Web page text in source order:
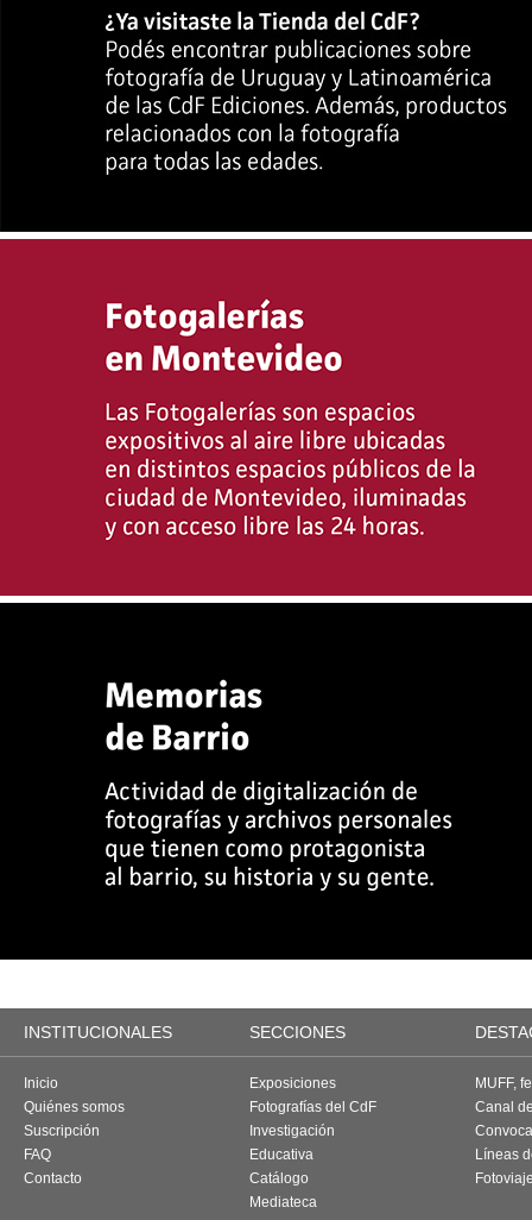
INSTITUCIONALES SECCIONES
Inicio
Quiénes somos
Suscripción
FAQ
Contacto
Exposiciones
Fotografías del CdF
Investigación
Educativa
Catálogo
Mediateca
MUFF,
Canal
Líneas